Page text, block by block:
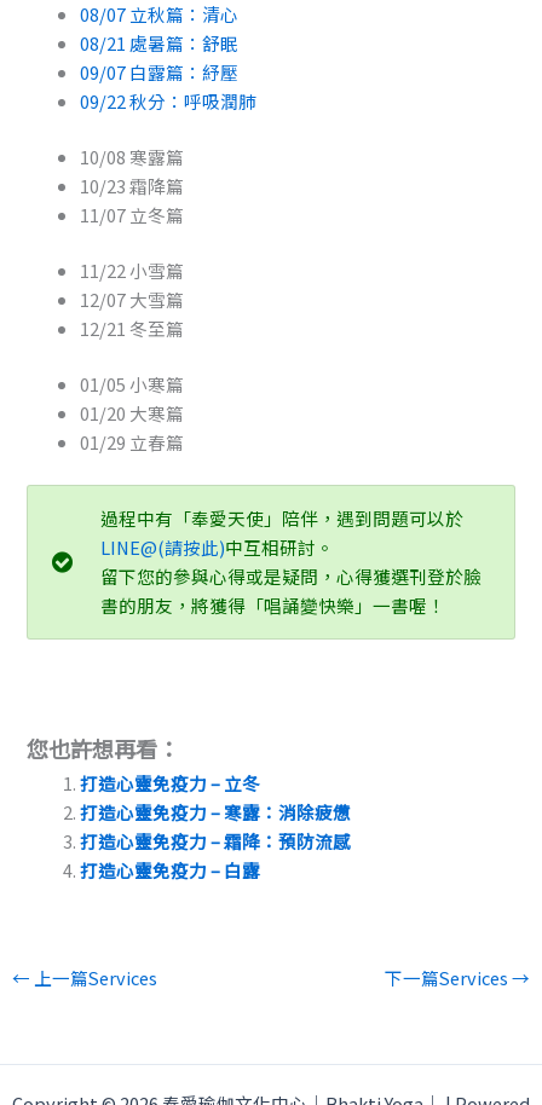
08/07 立秋篇：清心
08/21 處暑篇：舒眠
09/07 白露篇：紓壓
09/22 秋分：呼吸潤肺
10/08 寒露篇
10/23 霜降篇
11/07 立冬篇
11/22 小雪篇
12/07 大雪篇
12/21 冬至篇
01/05 小寒篇
01/20 大寒篇
01/29 立春篇
過程中有「奉愛天使」陪伴，遇到問題可以於
LINE@(請按此)中互相研討。
留下您的參與心得或是疑問，心得獲選刊登於臉
書的朋友，將獲得「唱誦變快樂」一書喔！
您也許想再看：
打造心靈免疫力 – 立冬
打造心靈免疫力 – 寒露：消除疲憊
打造心靈免疫力 – 霜降：預防流感
打造心靈免疫力 – 白露
← 上一篇Services 下一篇Services→